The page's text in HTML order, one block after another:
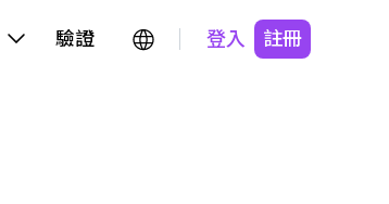
驗證 登入 註冊